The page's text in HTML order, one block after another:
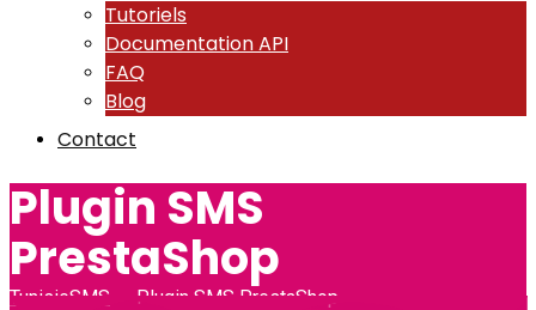
Tutoriels
Documentation API
FAQ
Blog
Contact
Plugin SMS
PrestaShop
TunisieSMS Plugin SMS PrestaShop